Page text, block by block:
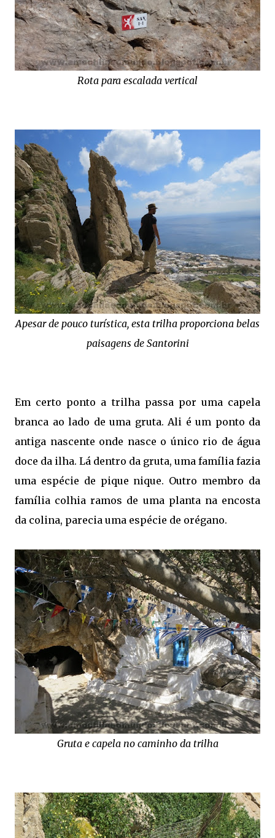
Rota para escalada vertical
Apesar de pouco turística, esta trilha proporciona belas
paisagens de Santorini
Em certo ponto a trilha passa por uma capela
branca ao lado de uma gruta. Ali é um ponto da
antiga nascente onde nasce o único rio de água
doce da ilha. Lá dentro da gruta, uma família fazia
uma espécie de pique nique. Outro membro da
família colhia ramos de uma planta na encosta
da colina, parecia uma espécie de orégano.
Gruta e capela no caminho da trilha